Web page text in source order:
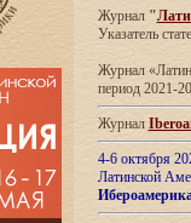
Журнал"
Указатель
Журнал
период 2021-
Журнал
4-6 октября
Латинской